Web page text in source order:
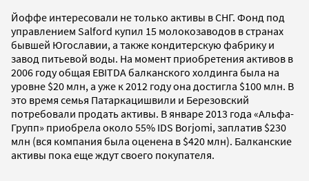
Йоффе интересовали не только активы в СНГ. Фонд под
управлением Salford купил 15 молокозаводов в странах
бывшей Югославии, а также кондитерскую фабрику и
завод питьевой воды. На момент приобретения активов в
2006 году общая EBITDA балканского холдинга была на
уровне $20 млн, а уже к 2012 году она достигла $100 млн. В
это время семья Патаркацишвили и Березовский
потребовали продать активы. В январе 2013 года «Альфа-
Групп» приобрела около 55% IDS Borjomi, заплатив $230
млн (вся компания была оценена в $420 млн). Балканские
активы пока еще ждут своего покупателя.